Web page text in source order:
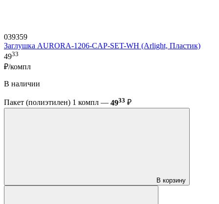
039359
Заглушка AURORA-1206-CAP-SET-WH (Arlight, Пластик)
4933
₽/компл
В наличии
Пакет (полиэтилен) 1 компл — 4933 ₽
В корзину